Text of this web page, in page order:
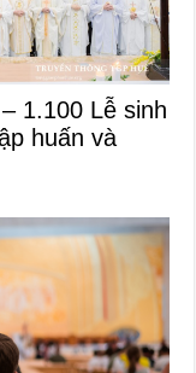
1.100 Lễ sinh
huấn và